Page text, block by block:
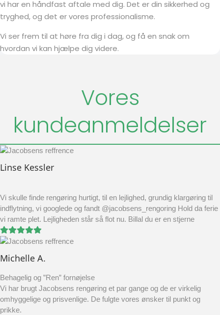
vi har en håndfast aftale med dig. Det er din sikkerhed og
tryghed, og det er vores professionalisme.
Vi ser frem til at høre fra dig i dag, og få en snak om
hvordan vi kan hjælpe dig videre.
Vores
kundeanmeldelser
Linse Kessler
Vi skulle finde rengøring hurtigt, til en lejlighed, grundig klargøring til
indflytning, vi googlede og fandt @jacobsens_rengoring Hold da ferie
vi ramte plet. Lejligheden står så flot nu. Billal du er en stjerne
Michelle A.
Behagelig og ”Ren” fornøjelse
Vi har brugt Jacobsens rengøring et par gange og de er virkelig
omhyggelige og prisvenlige. De fulgte vores ønsker til punkt og
prikke.